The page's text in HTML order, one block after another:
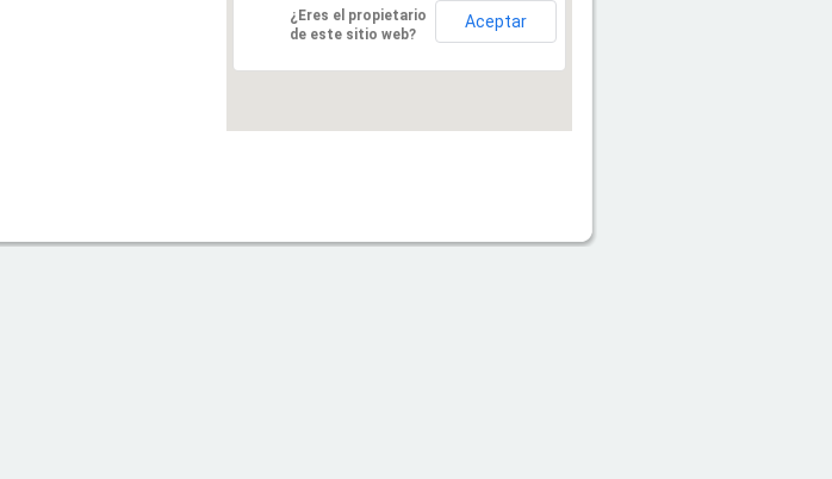
¿Eres el propietario
de este sitio web?
Aceptar